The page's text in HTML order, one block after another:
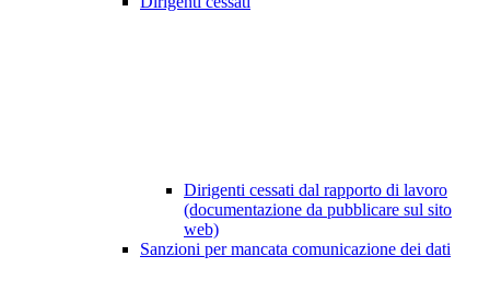
Dirigenti cessati dal rapporto di lavoro
(documentazione da pubblicare sul sito
web)
Sanzioni per mancata comunicazione dei dati